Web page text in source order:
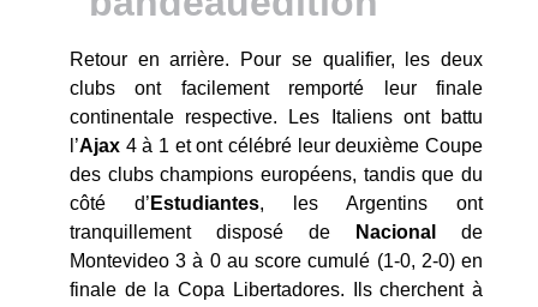
Retour en arrière. Pour se qualifier, les deux
clubs ont facilement remporté leur finale
continentale respective. Les Italiens ont battu
l’Ajax 4 à 1 et ont célébré leur deuxième Coupe
des clubs champions européens, tandis que du
côté d’ Estudiantes, les Argentins ont
tranquillement disposé de
Nacional
de
Montevideo 3 à 0 au score cumulé (1-0, 2-0) en
finale de la Copa Libertadores. Ils cherchent à